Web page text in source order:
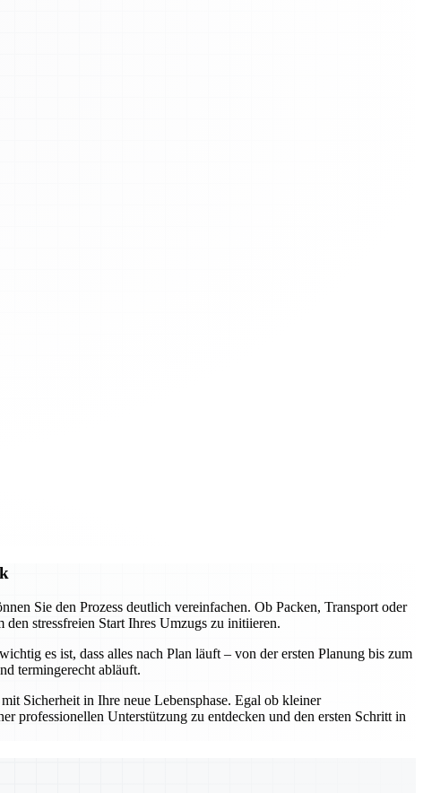
Sie den Prozess deutlich vereinfachen. Ob Packen, Transport oder
stressfreien Start Ihres Umzugs zu initiieren.
es ist, dass alles nach Plan läuft – von der ersten Planung bis zum
termingerecht abläuft.
Sicherheit in Ihre neue Lebensphase. Egal ob kleiner
professionellen Unterstützung zu entdecken und den ersten Schritt in